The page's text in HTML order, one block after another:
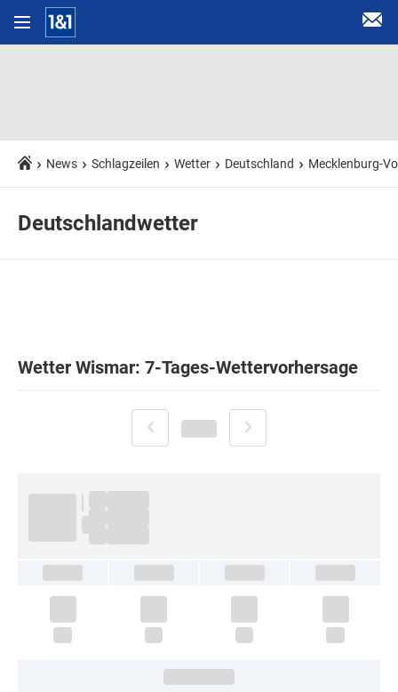
News Schlagzeilen Wetter Deutschland Mecklenburg-
Deutschlandwetter
Wetter Wismar: 7-Tages-Wettervorhersage